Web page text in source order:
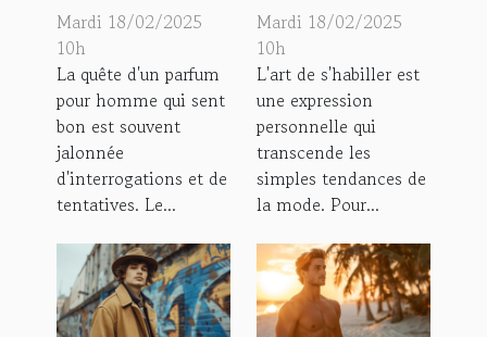
parfum
d'homme idéal
qui sent bon :
guide pratique
Mardi 18/02/2025
10h
La quête d'un parfum
pour homme qui sent
bon est souvent
jalonnée
d'interrogations et de
tentatives. Le...
propre style
vestimentaire
pour les hommes
Mardi 18/02/2025
10h
L'art de s'habiller est
une expression
personnelle qui
transcende les
simples tendances de
la mode. Pour...